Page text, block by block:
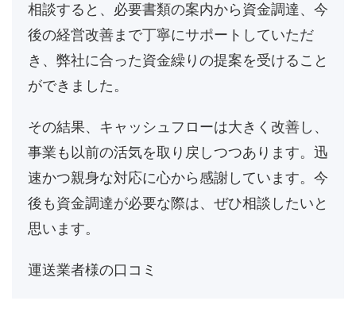
相談すると、必要書類の案内から資金調達、今
後の経営改善まで丁寧にサポートしていただ
き、弊社に合った資金繰りの提案を受けること
ができました。
その結果、キャッシュフローは大きく改善し、
事業も以前の活気を取り戻しつつあります。迅
速かつ親身な対応に心から感謝しています。今
後も資金調達が必要な際は、ぜひ相談したいと
思います。
運送業者様の口コミ